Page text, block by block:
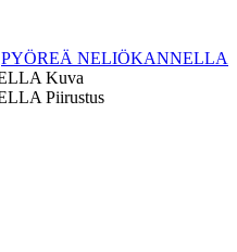
PYÖREÄ NELIÖKANNELLA